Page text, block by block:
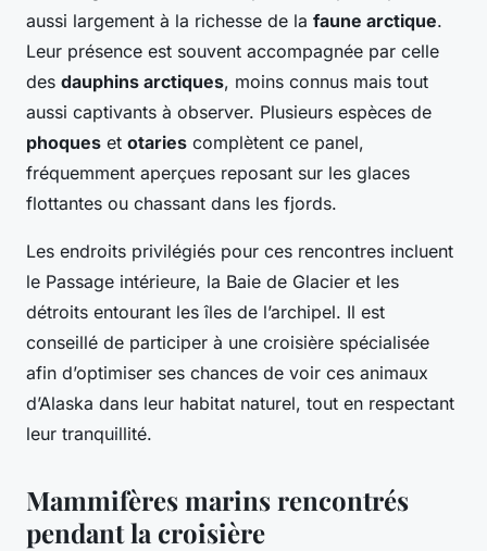
aussi largement à la richesse de la faune arctique.
Leur présence est souvent accompagnée par celle
des dauphins arctiques, moins connus mais tout
aussi captivants à observer. Plusieurs espèces de
phoques et otaries complètent ce panel,
fréquemment aperçues reposant sur les glaces
flottantes ou chassant dans les fjords.
Les endroits privilégiés pour ces rencontres incluent
le Passage intérieure, la Baie de Glacier et les
détroits entourant les îles de l’archipel. Il est
conseillé de participer à une croisière spécialisée
afin d’optimiser ses chances de voir ces animaux
d’Alaska dans leur habitat naturel, tout en respectant
leur tranquillité.
Mammifères marins rencontrés
pendant la croisière